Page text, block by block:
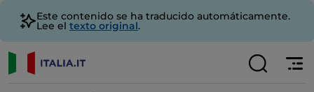
Este contenido se ha traducido automáticamente.
Lee el texto original.